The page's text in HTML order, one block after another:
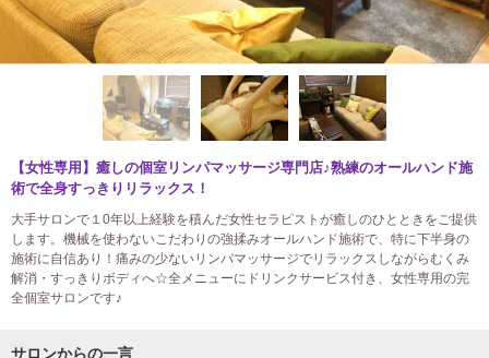
【女性専用】癒しの個室リンパマッサージ専門店♪熟練のオールハンド施
術で全身すっきりリラックス！
大手サロンで１0年以上経験を積んだ女性セラピストが癒しのひとときをご提供
します。機械を使わないこだわりの強揉みオールハンド施術で、特に下半身の
施術に自信あり！痛みの少ないリンパマッサージでリラックスしながらむくみ
解消・すっきりボディへ☆全メニューにドリンクサービス付き、女性専用の完
全個室サロンです♪
サロンからの一言